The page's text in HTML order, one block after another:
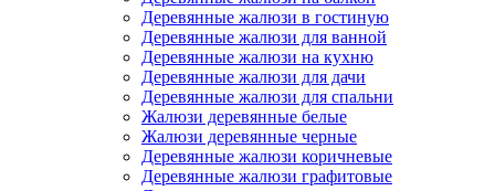
Деревянные жалюзи в гостиную
Деревянные жалюзи для ванной
Деревянные жалюзи на кухню
Деревянные жалюзи для дачи
Деревянные жалюзи для спальни
Жалюзи деревянные белые
Жалюзи деревянные черные
Деревянные жалюзи коричневые
Деревянные жалюзи графитовые